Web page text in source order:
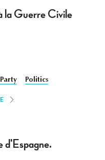
la Guerre Civile
Politics
d'Espagne.